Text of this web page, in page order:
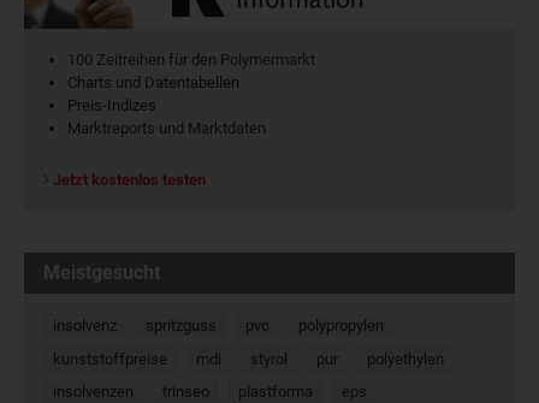
100 Zeitreihen für den Polymermarkt
Charts und Datentabellen
Preis-Indizes
Marktreports und Marktdaten
Jetzt kostenlos testen
Meistgesucht
insolvenz spritzguss pvc
polypropylen
kunststoffpreise
mdi styrol pur
polyethylen
insolvenzen
trinseo plastforma
eps